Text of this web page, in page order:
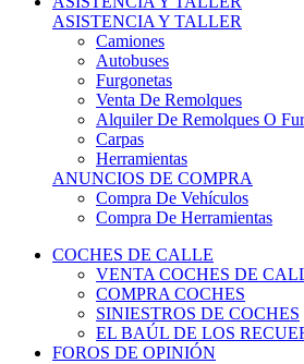
ASISTENCIA Y TALLER
Camiones
Autobuses
Furgonetas
Venta De Remolques
Alquiler De Remolques O
Carpas
Herramientas
ANUNCIOS DE COMPRA
Compra De Vehículos
Compra De Herramientas
COCHES DE CALLE
VENTA COCHES DE
COMPRA COCHES
SINIESTROS DE COCHES
EL BAÚL DE LOS
FOROS DE OPINIÓN